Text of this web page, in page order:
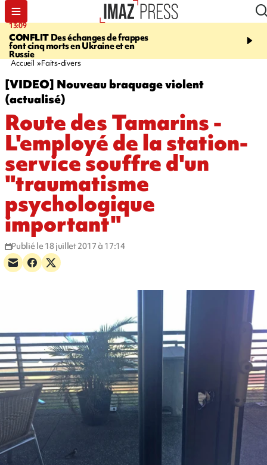
13:09
CONFLIT Des échanges de frappes
font cinq morts en Ukraine et en
Russie
17:14
Quatre
européennes pour les
Accueil Faits-divers
[VIDEO] Nouveau braquage violent
(actualisé)
Route des Tamarins -
L'employé de la station-
service souffre d'un
"traumatisme
psychologique
important"
Publié le 18 juillet 2017 à 17:14